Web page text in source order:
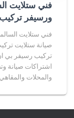
ورسيفر
فني ستلايت
صيانة ستلايت
تركيب رسيفر بي
اشتراكات صيانة
والمحلات والمقاهي